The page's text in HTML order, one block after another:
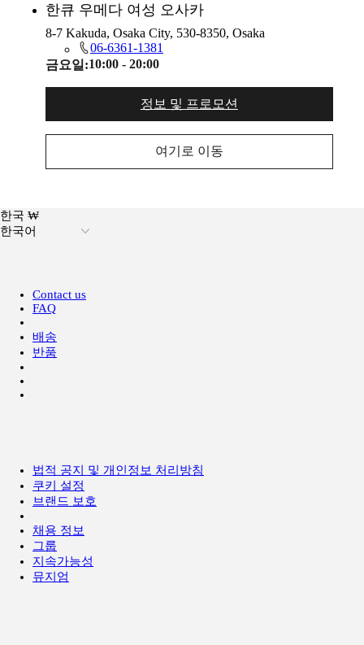
한큐 우메다 여성 오사카
8-7 Kakuda, Osaka City, 530-8350, Osaka
06-6361-1381
금요일:10:00 - 20:00
정보 및 프로모션
여기로 이동
한국 ₩
한국어
Contact us
FAQ
배송
반품
법적 공지 및 개인정보 처리방침
쿠키 설정
브랜드 보호
채용 정보
그룹
지속가능성
뮤지엄